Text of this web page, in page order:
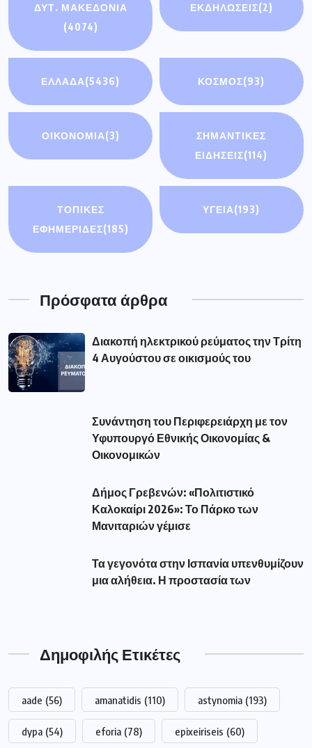
ΔΥΤ. ΜΑΚΕΔΟΝΙΑ
(4074)
ΕΚΔΗΛΩΣΕΙΣ(2)
ΕΛΛΑΔΑ(5436) ΚΟΣΜΟΣ(93)
ΟΙΚΟΝΟΜΊΑ(3)
ΣΗΜΑΝΤΙΚΈΣ
ΕΙΔΉΣΕΙΣ(114)
ΤΟΠΙΚΕΣ
ΕΦΗΜΕΡΙΔΕΣ(185)
ΥΓΕΙΑ(193)
Πρόσφατα άρθρα
Διακοπή ηλεκτρικού ρεύματος την Τρίτη
4 Αυγούστου σε οικισμούς του
Συνάντηση του Περιφερειάρχη με τον
Υφυπουργό Εθνικής Οικονομίας &
Οικονομικών
Δήμος Γρεβενών: «Πολιτιστικό
Καλοκαίρι 2026»: Το Πάρκο των
Μανιταριών γέμισε
Τα γεγονότα στην Ισπανία υπενθυμίζουν
μια αλήθεια. Η προστασία των
Δημοφιλής Ετικέτες
aade (56) amanatidis (110) astynomia (193)
dypa (54) eforia (78) epixeiriseis (60)